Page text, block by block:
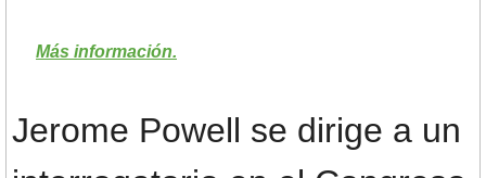
Más información.
Jerome Powell se dirige a un